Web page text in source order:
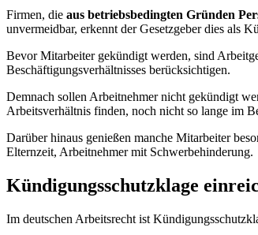
Firmen, die aus betriebsbedingten Gründen
unvermeidbar, erkennt der Gesetzgeber dies als
Bevor Mitarbeiter gekündigt werden, sind
Beschäftigungsverhältnisses berücksichtigen.
Demnach sollen Arbeitnehmer nicht gekündigt
Arbeitsverhältnis finden, noch nicht so lange im
Darüber hinaus genießen manche Mitarbeiter
Elternzeit, Arbeitnehmer mit Schwerbehinderung.
Kündigungsschutzklage
Im deutschen Arbeitsrecht ist